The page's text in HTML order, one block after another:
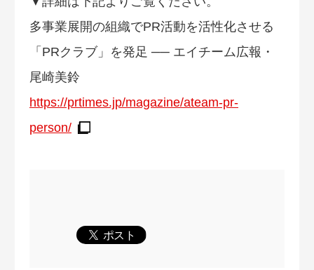
多事業展開の組織でPR活動を活性化させる
「PRクラブ」を発足 ── エイチーム広報・
尾崎美鈴
https://prtimes.jp/magazine/ateam-pr-
person/